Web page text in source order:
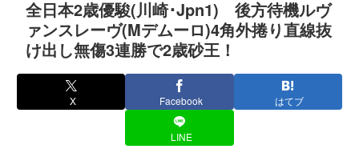
全日本2歳優駿(川崎･Jpn1) 後方待機ルヴ
ァンスレーヴ(Mデムーロ)4角外捲り直線抜
け出し無傷3連勝で2歳砂王！
X Facebook はてブ
LINE